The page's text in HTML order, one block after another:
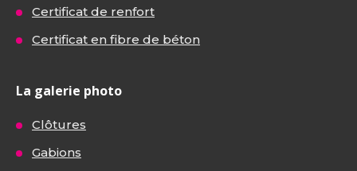
Certificat de renfort
Certificat en fibre de béton
La galerie photo
Clôtures
Gabions